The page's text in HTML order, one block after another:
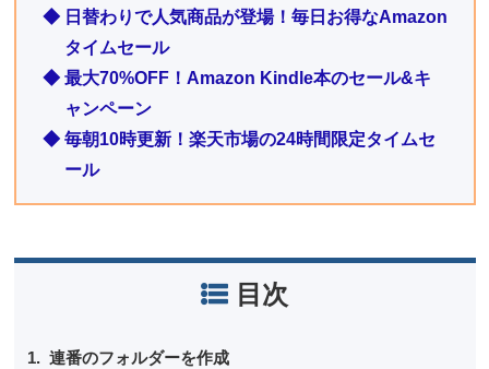
◆ 日替わりで人気商品が登場！毎日お得なAmazon
タイムセール
◆ 最大70%OFF！Amazon Kindle本のセール&キ
ャンペーン
◆ 毎朝10時更新！楽天市場の24時間限定タイムセ
ール
目次
連番のフォルダーを作成